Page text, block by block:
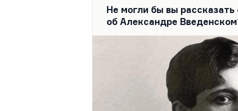
Не могли бы вы
об Александре